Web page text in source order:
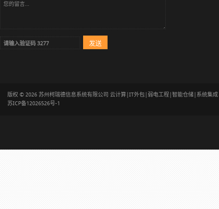
版权 © 2026 苏州柯瑞德信息系统有限公司 云计算|IT外包|弱电工程|智能仓储|系统集
苏ICP备12026526号-1